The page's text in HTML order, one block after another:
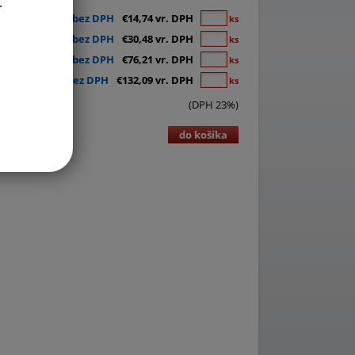
€11,98 bez DPH €14,74 vr. DPH ks
€24,78 bez DPH €30,48 vr. DPH ks
€61,96 bez DPH €76,21 vr. DPH ks
€107,39 bez DPH €132,09 vr. DPH ks
(DPH 23%)
do košíka